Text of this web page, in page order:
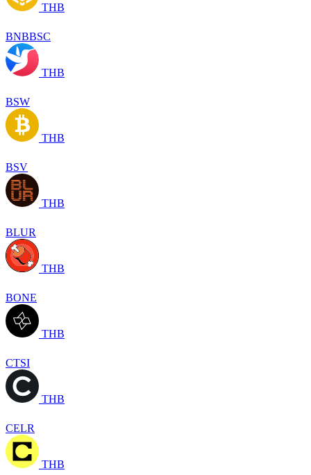
THB
BNBBSC
THB
BSW
THB
BSV
THB
BLUR
THB
BONE
THB
CTSI
THB
CELR
THB